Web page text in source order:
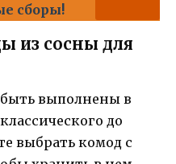
сборы!
из сосны для
выполнены в
до
выбрать комод с